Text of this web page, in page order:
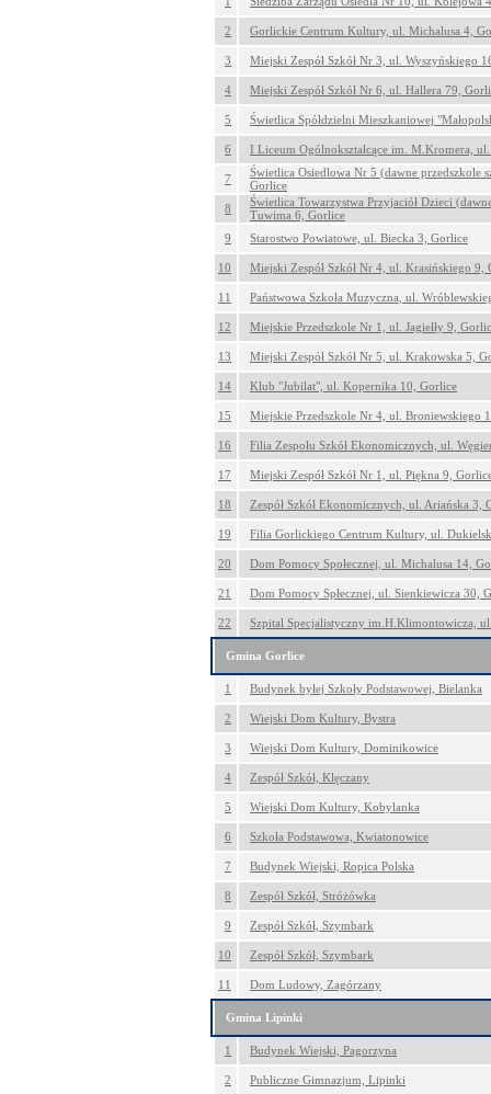
2 Gorlickie Centrum Kultury, ul. Michalusa 4,
3 Miejski Zespół Szkół Nr 3, ul. Wyszyńskiego
4 Miejski Zespół Szkół Nr 6, ul. Hallera 79,
5 Świetlica Spółdzielni Mieszkaniowej
6 I Liceum Ogólnokształcące im. M.Kromera,
7
Świetlica Osiedlowa Nr 5 (dawne przedszkole
Gorlice
8
Świetlica Towarzystwa Przyjaciół Dzieci
Tuwima 6, Gorlice
9
Starostwo Powiatowe, ul. Biecka 3, Gorlice
10 Miejski Zespół Szkół Nr 4, ul. Krasińskiego 9,
11 Państwowa Szkoła Muzyczna, ul.
12 Miejskie Przedszkole Nr 1, ul. Jagiełły 9,
13 Miejski Zespół Szkół Nr 5, ul. Krakowska 5,
14 Klub "Jubilat", ul. Kopernika 10, Gorlice
15 Miejskie Przedszkole Nr 4, ul. Broniewskiego
16 Filia Zespołu Szkół Ekonomicznych, ul.
17 Miejski Zespół Szkół Nr 1, ul. Piękna 9,
18 Zespół Szkół Ekonomicznych, ul. Ariańska 3,
19 Filia Gorlickiego Centrum Kultury, ul.
20 Dom Pomocy Społecznej, ul. Michalusa 14,
21 Dom Pomocy Spłecznej, ul. Sienkiewicza 30,
22 Szpital Specjalistyczny im.H.Klimontowicza,
Gmina Gorlice
1 Budynek byłej Szkoły Podstawowej, Bielanka
2 Wiejski Dom Kultury, Bystra
3 Wiejski Dom Kultury, Dominikowice
4 Zespół Szkół, Klęczany
5 Wiejski Dom Kultury, Kobylanka
6 Szkoła Podstawowa, Kwiatonowice
7 Budynek Wiejski, Ropica Polska
8 Zespół Szkół, Stróżówka
9 Zespół Szkół, Szymbark
10 Zespół Szkół, Szymbark
11 Dom Ludowy, Zagórzany
Gmina Lipinki
1 Budynek Wiejski, Pagorzyna
2 Publiczne Gimnazjum, Lipinki